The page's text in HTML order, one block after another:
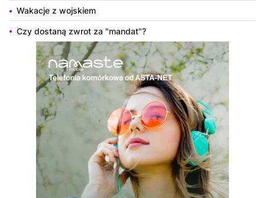
Wakacje z wojskiem
Czy dostaną zwrot za "mandat"?